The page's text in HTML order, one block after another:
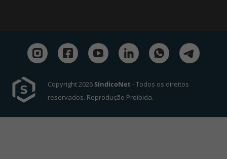
Copyright 2026SíndicoNet - Todos os direitos
reservados. Reprodução Proibida.